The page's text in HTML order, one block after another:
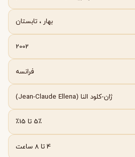
بهار ، تابستان
2002
فرانسه
ژان-کلود النا (Jean-Claude Ellena)
5٪ تا 15٪
4 تا 8 ساعت